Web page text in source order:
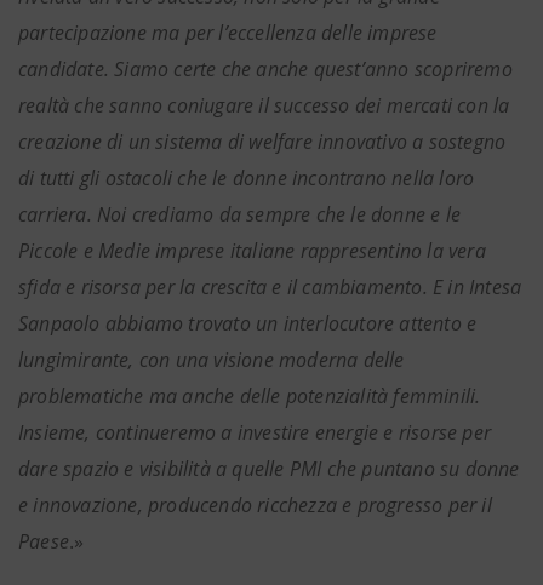
partecipazione ma per l’eccellenza delle imprese
candidate. Siamo certe che anche quest’anno scopriremo
realtà che sanno coniugare il successo dei mercati con la
creazione di un sistema di welfare innovativo a sostegno
di tutti gli ostacoli che le donne incontrano nella loro
carriera. Noi crediamo da sempre che le donne e le
Piccole e Medie imprese italiane rappresentino la vera
sfida e risorsa per la crescita e il cambiamento. E in Intesa
Sanpaolo abbiamo trovato un interlocutore attento e
lungimirante, con una visione moderna delle
problematiche ma anche delle potenzialità femminili.
Insieme, continueremo a investire energie e risorse per
dare spazio e visibilità a quelle PMI che puntano su donne
e innovazione, producendo ricchezza e progresso per il
Paese.»